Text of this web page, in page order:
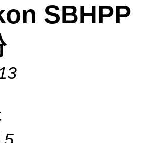
SBHPP